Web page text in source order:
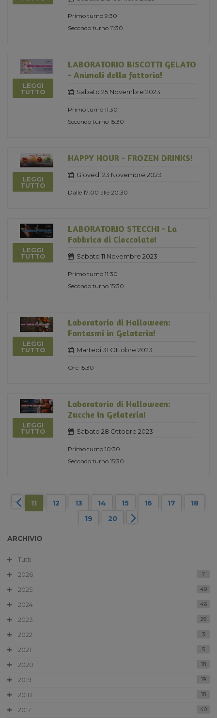
Primo turno 9:30
Secondo turno 11:30
LEGGI
TUTTO
LABORATORIO BISCOTTI GELATO
- Animali della fattoria!
Sabato 25 Novembre 2023
Primo turno 11:30
Secondo turno 15:30
LEGGI
TUTTO
HAPPY HOUR - FROZEN DRINKS!
Giovedi 23 Novembre 2023
Dalle 17:00 alle 20:30
LEGGI
TUTTO
LABORATORIO STECCHI - La
Fabbrica di Cioccolato!
Sabato 11 Novembre 2023
Primo turno 11:30
Secondo turno 15:30
LEGGI
TUTTO
Laboratorio di Halloween:
Fantasmi in Gelateria!
Martedi 31 Ottobre 2023
Ore 15:30
LEGGI
TUTTO
Laboratorio di Halloween:
Zucche in Gelateria!
Sabato 28 Ottobre 2023
Primo turno 10:30
Secondo turno 15:30
11 12 13 14 15 16 17
18
19
20
ARCHIVIO
Tutti
2026
7
2025 49
2024 46
2023 29
2022 3
2021 5
2020 18
2019 19
2018 18
2017 40